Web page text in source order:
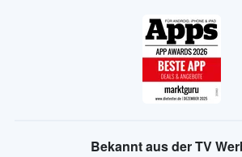
Bekannt aus der TV